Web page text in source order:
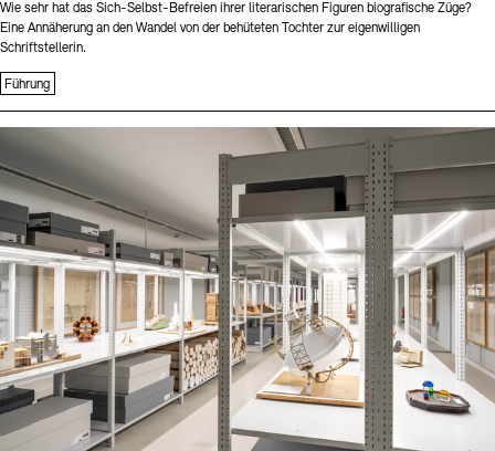
Wie sehr hat das Sich-Selbst-Befreien ihrer literarischen Figuren biografische Züge?
Eine Annäherung an den Wandel von der behüteten Tochter zur eigenwilligen
Schriftstellerin.
Führung